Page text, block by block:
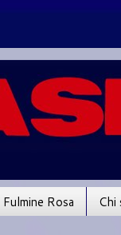
Fulmine Rosa Chi